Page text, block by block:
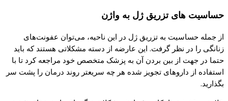
حساسیت های تزریق ژل به واژن
از جمله حساسیت به تزریق ژل در این ناحیه، می‌توان عفونت‌های
زنانگی را در نظر گرفت. این عارضه از دسته مشکلاتی هستند که باید
حتما در جهت از بین بردن آن به پزشک متخصص خود مراجعه کرد تا با
استفاده از داروهای تجویز شده هر چه سریعتر روند درمان را پشت سر
بگذارید.